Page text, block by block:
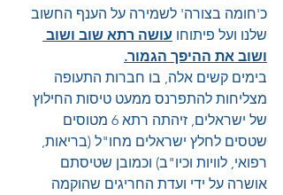
כ'חומה בצורה' לשמירה על הענף החשוב
שלנו ועל פיתוחו עושה רתא שוב ושוב
ושוב את ההיפך הגמור.
בימים קשים אלה, בו חברות התעופה
מצליחות להתפרנס ממעט טיסות החילוץ
של ישראלים, זיהתה רתא 6 מטוסים
שטסים לחלץ ישראלים מחו"ל (בריאות,
רפואי, לוויות וכיו"ב) וכמובן שטיסתם
אושרה על ידי ועדת החריגים שהוקמה